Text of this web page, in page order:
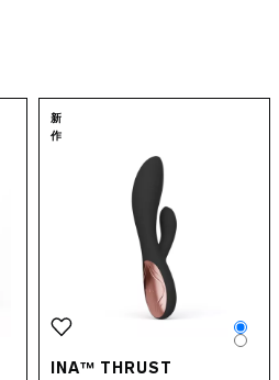
MONA™ Spectra
新
作
INA™ THRUST